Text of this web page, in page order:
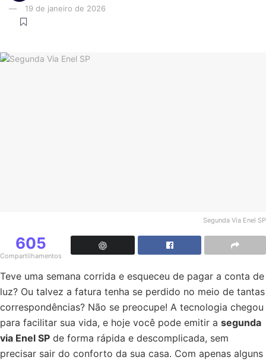
19 de janeiro de 2026
Segunda Via Enel SP
605
Compartilhamentos
Teve uma semana corrida e esqueceu de pagar a conta de
luz? Ou talvez a fatura tenha se perdido no meio de tantas
correspondências? Não se preocupe! A tecnologia chegou
para facilitar sua vida, e hoje você pode emitir a segunda
via Enel SP de forma rápida e descomplicada, sem
precisar sair do conforto da sua casa. Com apenas alguns